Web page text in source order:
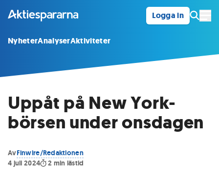
Logga in
NyheterAnalyserAktiviteter
Uppåt på New York-
börsen under onsdagen
AvFinwire/Redaktionen
4 juli 2024
2 min lästid